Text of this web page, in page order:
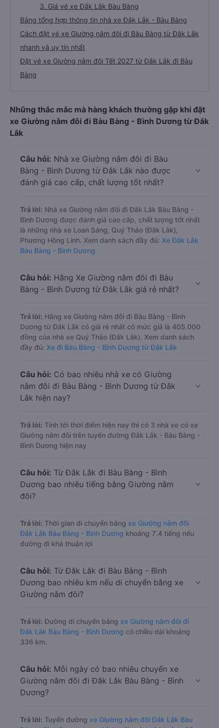
3. Giá vé xe Đắk Lắk Bàu Bàng
Bảng tổng hợp thông tin nhà xe Đắk Lắk - Bàu Bàng
Cách đặt vé xe Giường nằm đôi đi Bàu Bàng từ Đắk Lắk
nhanh và uy tín nhất
Đặt vé xe Giường nằm đôi Tết 2027 từ Đắk Lắk đi Bàu
Bàng
Những thắc mắc mà hàng khách thường gặp khi đặt
xe Giường nằm đôi đi Bàu Bàng - Bình Dương từ Đắk
Lắk
Câu hỏi: Nhà xe Giường nằm đôi đi Bàu
Bàng - Bình Dương từ Đắk Lắk nào được
đánh giá cao cấp, chất lượng tốt nhất?
Trả lời: Nhà xe Giường nằm đôi đi Đắk Lắk Bàu Bàng -
Bình Dương được đánh giá cao cấp, chất lượng tốt nhất
là những nhà xe Loan Sáng, Quý Thảo (Đắk Lắk),
Phương Hồng Linh. Xem danh sách đầy đủ: Xe Đắk Lắk
Bàu Bàng - Bình Dương
Câu hỏi: Hãng Xe Giường nằm đôi đi Bàu
Bàng - Bình Dương từ Đắk Lắk giá rẻ nhất?
Trả lời: Hãng xe Giường nằm đôi đi Bàu Bàng - Bình
Dương từ Đắk Lắk có giá rẻ nhất có mức giá là 405.000
đồng của nhà xe Quý Thảo (Đắk Lắk). Xem danh sách
đầy đủ: Xe đi Bàu Bàng - Bình Dương từ Đắk Lắk
Câu hỏi: Có bao nhiêu nhà xe có Giường
nằm đôi đi Bàu Bàng - Bình Dương từ Đắk
Lắk hiện nay?
Trả lời: Tính tới thời điểm hiện nay thì có 3 nhà xe có xe
Giường nằm đôi trên tuyến đường Đắk Lắk - Bàu Bàng -
Bình Dương hiện nay
Câu hỏi: Từ Đắk Lắk đi Bàu Bàng - Bình
Dương bao nhiêu tiếng bằng Giường nằm
đôi?
Trả lời: Thời gian di chuyển bằng xe Giường nằm đôi
Đắk Lắk Bàu Bàng - Bình Dương khoảng 7.4 tiếng nếu
đường đi khá thuận lợi
Câu hỏi: Từ Đắk Lắk đi Bàu Bàng - Bình
Dương bao nhiêu km nếu di chuyển bằng xe
Giường nằm đôi?
Trả lời: Đường di chuyển bằng xe Giường nằm đôi đi
Đắk Lắk Bàu Bàng - Bình Dương có chiều dài khoảng
336 km.
Câu hỏi: Mỗi ngày có bao nhiêu chuyến xe
Giường nằm đôi đi Đắk Lắk Bàu Bàng - Bình
Dương?
Trả lời: Tuyến đường xe Giường nằm đôi Đắk Lắk Bàu